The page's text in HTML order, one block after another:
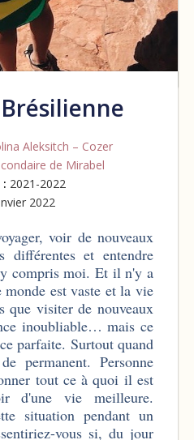
Aleksitch – Cozer
de Mirabel
2021-2022
2022
voir de nouveaux
différentes et entendre
y compris moi. Et il n'y a
est vaste et la vie
que visiter de nouveaux
inoubliable… mais ce
parfaite. Surtout quand
permanent. Personne
tout ce à quoi il est
d'une vie meilleure.
situation pendant un
vous si, du jour